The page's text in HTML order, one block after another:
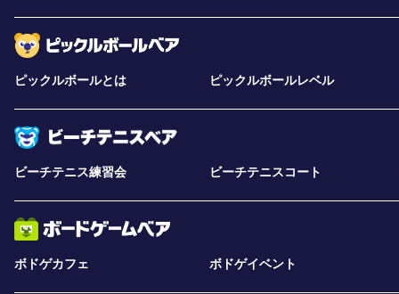
ピックルボールとは ピックルボールレベル
ビーチテニス練習会 ビーチテニスコート
ボドゲカフェ ボドゲイベント